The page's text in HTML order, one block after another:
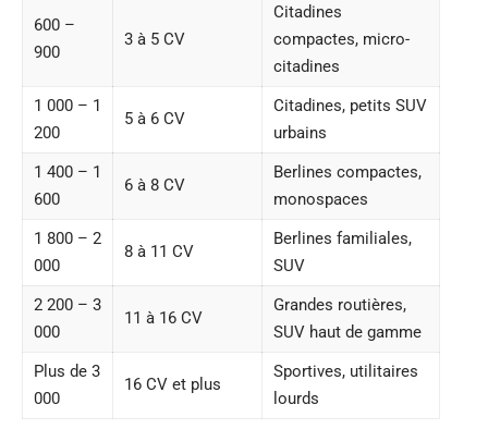
600 –
900
3 à 5 CV
Citadines
compactes, micro-
citadines
1 000 – 1
200
5 à 6 CV
Citadines, petits SUV
urbains
1 400 – 1
600
6 à 8 CV
Berlines compactes,
monospaces
1 800 – 2
000
8 à 11 CV
Berlines familiales,
SUV
2 200 – 3
000
11 à 16 CV
Grandes routières,
SUV haut de gamme
Plus de 3
000
16 CV et plus
Sportives, utilitaires
lourds